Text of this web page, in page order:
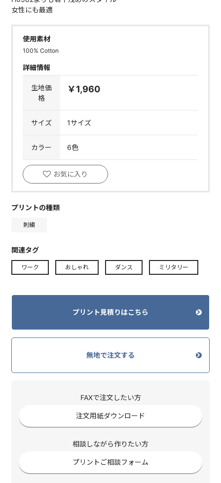
女性にも最適
使用素材
100% Cotton
詳細情報
生地価
格
￥1,960
サイズ 1サイズ
カラー 6色
お気に入り
プリントの種類
刺繍
関連タグ
ワーク おしゃれ ダンス ミリタリー
プリント見積りはこちら
無地で注文する
FAXで注文したい方
注文用紙ダウンロード
相談しながら作りたい方
プリントご相談フォーム